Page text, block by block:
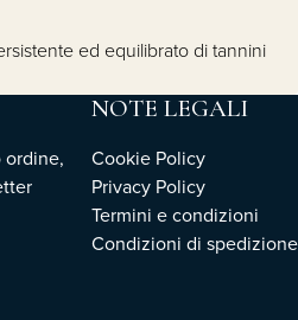
ed equilibrato di tannini
ordine,
NOTE LEGALI
Cookie Policy
Privacy Policy
Termini e condizioni
Condizioni di spedizione